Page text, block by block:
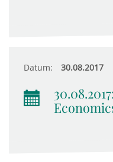
Datum: 30.08.2017